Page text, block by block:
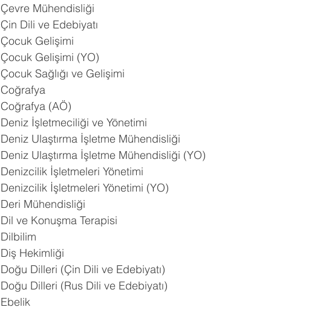
Çevre Mühendisliği
Çin Dili ve Edebiyatı
Çocuk Gelişimi
Çocuk Gelişimi (YO)
Çocuk Sağlığı ve Gelişimi
Coğrafya
Coğrafya (AÖ)
Deniz İşletmeciliği ve Yönetimi
Deniz Ulaştırma İşletme Mühendisliği
Deniz Ulaştırma İşletme Mühendisliği (YO)
Denizcilik İşletmeleri Yönetimi
Denizcilik İşletmeleri Yönetimi (YO)
Deri Mühendisliği
Dil ve Konuşma Terapisi
Dilbilim
Diş Hekimliği
Doğu Dilleri (Çin Dili ve Edebiyatı)
Doğu Dilleri (Rus Dili ve Edebiyatı)
Ebelik